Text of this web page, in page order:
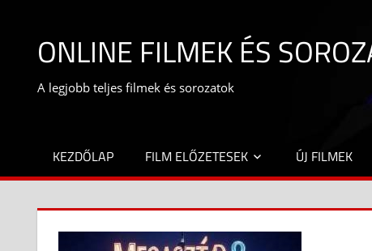
contentONLINE FILMEK ÉS
A legjobb teljes filmek és sorozatok
KEZDŐLAP FILM ELŐZETESEK ÚJ FILMEK